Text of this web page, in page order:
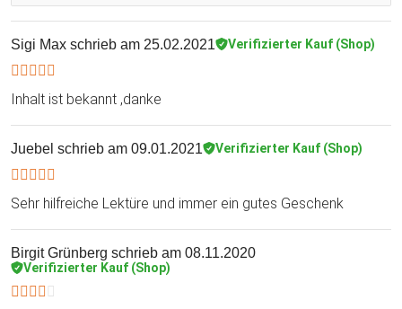
Sigi Max schrieb am 25.02.2021 Verifizierter Kauf (Shop)
Inhalt ist bekannt ,danke
Juebel schrieb am 09.01.2021 Verifizierter Kauf (Shop)
Sehr hilfreiche Lektüre und immer ein gutes Geschenk
Birgit Grünberg schrieb am 08.11.2020
Verifizierter Kauf (Shop)